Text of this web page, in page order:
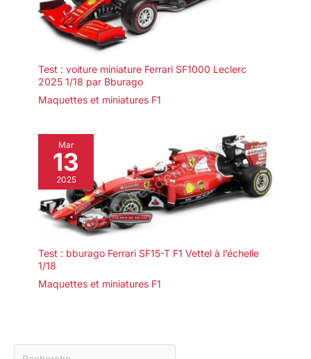
Test : voiture miniature Ferrari SF1000 Leclerc
2025 1/18 par Bburago
Maquettes et miniatures F1
Mar
13
2025
Test : bburago Ferrari SF15-T F1 Vettel à l’échelle
1/18
Maquettes et miniatures F1